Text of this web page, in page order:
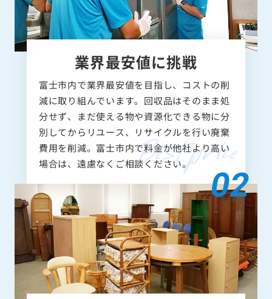
業界最安値に挑戦
富士市内で業界最安値を目指し、コストの削
減に取り組んでいます。回収品はそのまま処
分せず、まだ使える物や資源化できる物に分
別してからリユース、リサイクルを行い廃棄
費用を削減。富士市内で料金が他社より高い
場合は、遠慮なくご相談ください。